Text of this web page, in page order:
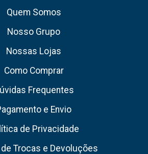
Quem Somos
Nosso Grupo
Nossas Lojas
Como Comprar
Frequentes
e Envio
de Privacidade
Trocas e Devoluções